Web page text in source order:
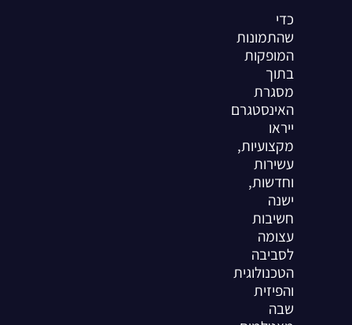
כדי
שהתמונות
המופקות
בתוך
מסגרת
האינסטגרם
ייראו
מקצועיות,
עשירות
וחדשות,
ישנה
חשיבות
עצומה
לסביבה
הטכנולוגית
והפיזית
שבה